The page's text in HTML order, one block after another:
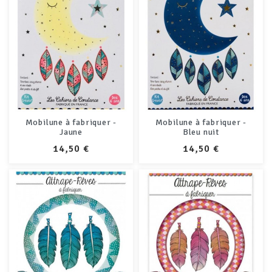
Mobilune à fabriquer -
Jaune
PRIX
14,50 €
Mobilune à fabriquer -
Bleu nuit
PRIX
14,50 €